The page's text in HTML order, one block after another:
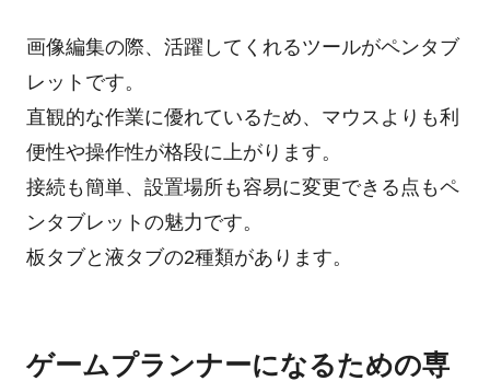
画像編集の際、活躍してくれるツールがペンタブ
レットです。
直観的な作業に優れているため、マウスよりも利
便性や操作性が格段に上がります。
接続も簡単、設置場所も容易に変更できる点もペ
ンタブレットの魅力です。
板タブと液タブの2種類があります。
ゲームプランナーになるための専